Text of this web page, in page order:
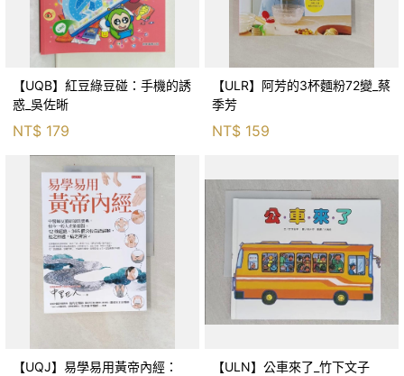
【UQB】紅豆綠豆碰：手機的誘
惑_吳佐晰
NT$ 179
【ULR】阿芳的3杯麵粉72變_蔡
季芳
NT$ 159
【UQJ】易學易用黃帝內經：
【ULN】公車來了_竹下文子